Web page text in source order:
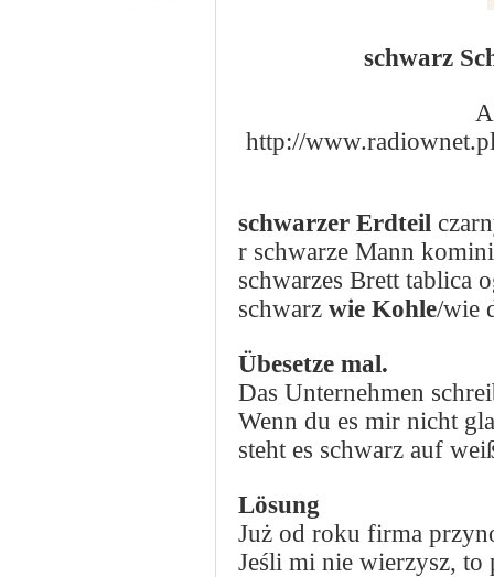
schwarz
http://
schwarzer Erdteil
r schwarze Mann
schwarzes Brett tablica
schwarz wie Kohle/wie
Übesetze mal.
Das Unternehmen
Wenn du es mir nicht
steht es schwarz auf
Lösung
Już od roku firma pr
Jeśli mi nie wierzysz, to